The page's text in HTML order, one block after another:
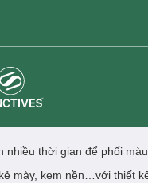
thời gian để phối màu.
mày, kem nền…với thiết